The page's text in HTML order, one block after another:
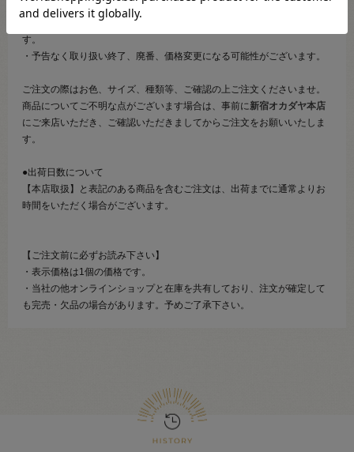
・メール等での画像送信はいたしかねますのでご了承くださいませ。
・商品の特性等により、ご注文後にご連絡を差し上げることがございま
す。
・予告なく取り扱い終了、廃番、価格変更になる可能性がございます。
ご注文の際はお色、サイズ、種類等、ご確認の上ご注文くださいませ。
商品についてご不明な点がございます場合は、事前に新宿オカダヤ本店
にご来店いただき、ご確認いただきましてからご注文をお願いいたしま
す。
●出荷日数について
【本店取扱】と表記のある商品を含むご注文は、出荷までに通常よりお
時間をいただく場合がございます。
【ご注文前に必ずお読み下さい】
・表示価格は1個の価格です。
・当社の他オンラインショップと在庫を共有しており、注文が確定して
も完売・欠品の場合があります。予めご了承下さい。